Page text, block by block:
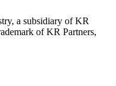
a subsidiary of KR
of KR Partners,